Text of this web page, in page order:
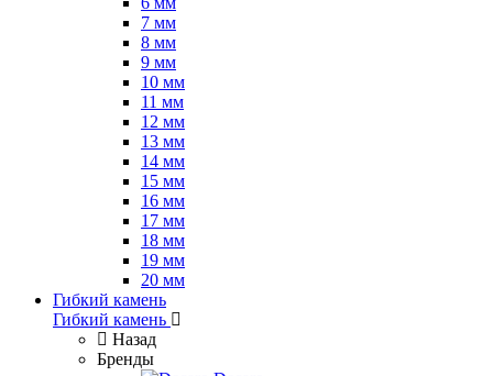
7 мм
8 мм
9 мм
10 мм
11 мм
12 мм
13 мм
14 мм
15 мм
16 мм
17 мм
18 мм
19 мм
20 мм
Гибкий камень
Гибкий камень
Назад
Бренды